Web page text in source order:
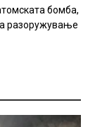
бомба,
разоружување